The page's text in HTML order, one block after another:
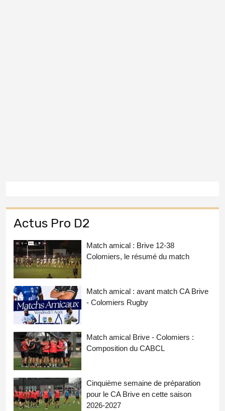
Actus Pro D2
Match amical : Brive 12-38
Colomiers, le résumé du match
Match amical : avant match CA Brive
- Colomiers Rugby
Match amical Brive - Colomiers :
Composition du CABCL
Cinquième semaine de préparation
pour le CA Brive en cette saison
2026-2027